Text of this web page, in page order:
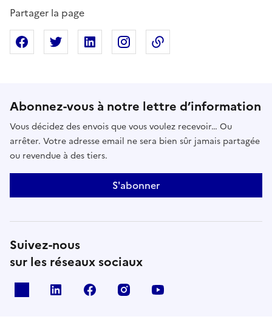
Partager la page
Partager sur Facebook
Partager sur XPartager sur Linkedin
Partager sur Instagram
Abonnez-vous à notre lettre d’information
Vous décidez des envois que vous voulez recevoir… Ou
arrêter. Votre adresse email ne sera bien sûr jamais partagée
ou revendue à des tiers.
S'abonner
Suivez-nous
sur les réseaux sociaux
linkedin facebook instagram